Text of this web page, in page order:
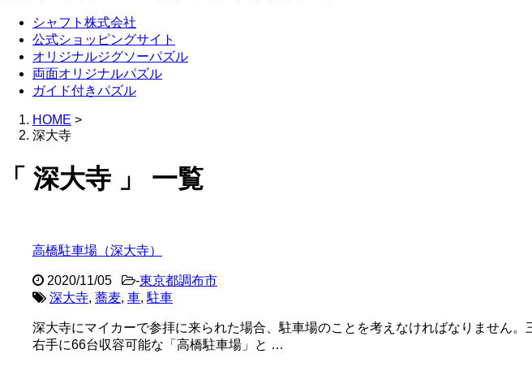
シャフト株式会社
公式ショッピングサイト
オリジナルジグソーパズル
両面オリジナルパズル
ガイド付きパズル
HOME >
深大寺
「 深大寺 」 一覧
高橋駐車場（深大寺）
2020/11/05 -東京都調布市
深大寺, 蕎麦, 車, 駐車
深大寺にマイカーで参拝に来られた場合、駐車場のことを考えなければなりません
右手に66台収容可能な「高橋駐車場」と …